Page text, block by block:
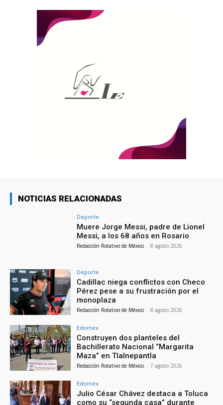
NOTICIAS RELACIONADAS
Deporte
Muere Jorge Messi, padre de Lionel
Messi, a los 68 años en Rosario
Redacción Rotativo de México - 8 agosto 2026
Deporte
Cadillac niega conflictos con Checo
Pérez pese a su frustración por el
monoplaza
Redacción Rotativo de México - 8 agosto 2026
Edomex
Construyen dos planteles del
Bachillerato Nacional “Margarita
Maza” en Tlalnepantla
Redacción Rotativo de México - 7 agosto 2026
Edomex
Julio César Chávez destaca a Toluca
como su “segunda casa” durante